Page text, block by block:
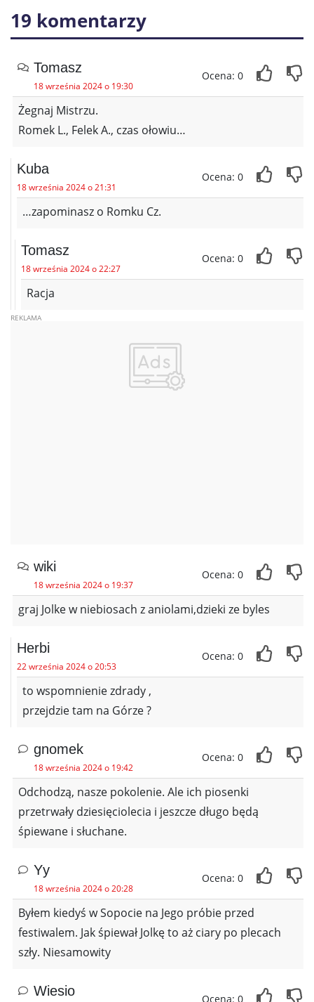
19 komentarzy
Tomasz
18 września 2024 o 19:30
Ocena: 0
Żegnaj Mistrzu.
Romek L., Felek A., czas ołowiu…
Kuba
18 września 2024 o 21:31
Ocena: 0
…zapominasz o Romku Cz.
Tomasz
18 września 2024 o 22:27
Ocena: 0
Racja
wiki
18 września 2024 o 19:37
Ocena: 0
graj Jolke w niebiosach z aniolami,dzieki ze byles
Herbi
22 września 2024 o 20:53
Ocena: 0
to wspomnienie zdrady ,
przejdzie tam na Górze ?
gnomek
18 września 2024 o 19:42
Ocena: 0
Odchodzą, nasze pokolenie. Ale ich piosenki
przetrwały dziesięciolecia i jeszcze długo będą
śpiewane i słuchane.
Yy
18 września 2024 o 20:28
Ocena: 0
Byłem kiedyś w Sopocie na Jego próbie przed
festiwalem. Jak śpiewał Jolkę to aż ciary po plecach
szły. Niesamowity
Wiesio
Ocena: 0